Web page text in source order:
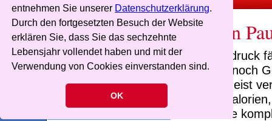
entnehmen Sie unserer Datenschutzerklärung.
Durch den fortgesetzten Besuch der Website
erklären Sie, dass Sie das sechzehnte
Lebensjahr vollendet haben und mit der
Verwendung von Cookies einverstanden sind.
OK
Skipping Hearts
Skipping Hearts Pass
Für Eltern
Aktion
Der Zeitdruck
Kindern noch
holen. Meist
leeren
Getränke